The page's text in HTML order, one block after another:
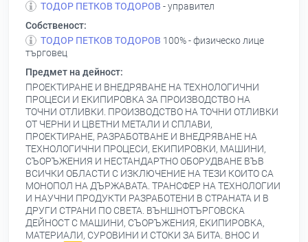
ТОДОР ПЕТКОВ ТОДОРОВ - управител
Собственост:
ТОДОР ПЕТКОВ ТОДОРОВ 100% - физическо лице
търговец
Предмет на дейност:
ПРОЕКТИРАНЕ И ВНЕДРЯВАНЕ НА ТЕХНОЛОГИЧНИ
ПРОЦЕСИ И ЕКИПИРОВКА ЗА ПРОИЗВОДСТВО НА
ТОЧНИ ОТЛИВКИ. ПРОИЗВОДСТВО НА ТОЧНИ ОТЛИВКИ
ОТ ЧЕРНИ И ЦВЕТНИ МЕТАЛИ И СПЛАВИ,
ПРОЕКТИРАНЕ, РАЗРАБОТВАНЕ И ВНЕДРЯВАНЕ НА
ТЕХНОЛОГИЧНИ ПРОЦЕСИ, ЕКИПИРОВКИ, МАШИНИ,
СЪОРЪЖЕНИЯ И НЕСТАНДАРТНО ОБОРУДВАНЕ ВЪВ
ВСИЧКИ ОБЛАСТИ С ИЗКЛЮЧЕНИЕ НА ТЕЗИ КОИТО СА
МОНОПОЛ НА ДЪРЖАВАТА. ТРАНСФЕР НА ТЕХНОЛОГИИ
И НАУЧНИ ПРОДУКТИ РАЗРАБОТЕНИ В СТРАНАТА И В
ДРУГИ СТРАНИ ПО CBETA. ВЪНШНОТЪРГОВСКА
ДЕЙНОСТ С МАШИНИ, СЪОРЪЖЕНИЯ, ЕКИПИРОВКА,
МАТЕРИАЛИ, СУРОВИНИ И СТОКИ ЗА БИТА. ВНОС И